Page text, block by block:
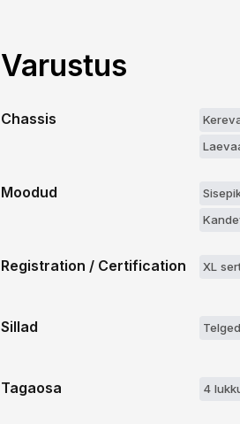
Varustus
Chassis
Moodud
Registration / Certification XL
Sillad
Tagaosa 4